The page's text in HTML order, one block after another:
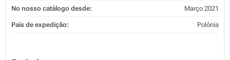
No nosso catálogo desde: Março 2021
País de expedição: Polónia